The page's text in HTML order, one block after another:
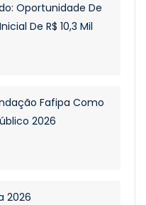
Oportunidade De
De R$ 10,3 Mil
Fafipa Como
2026
2026